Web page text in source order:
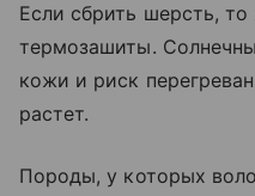
Если сбрить шерсть,
термозашиты.
кожи и риск
растет.
Породы, у которых